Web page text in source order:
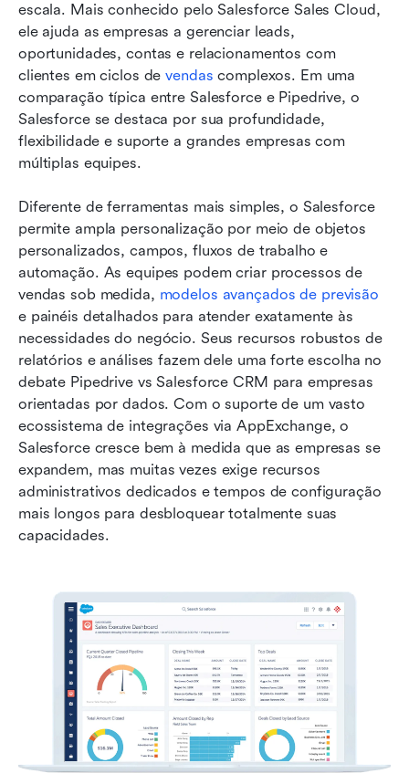
escala. Mais conhecido pelo Salesforce Sales Cloud,
ele ajuda as empresas a gerenciar leads,
oportunidades, contas e relacionamentos com
clientes em ciclos de vendas complexos. Em uma
comparação típica entre Salesforce e Pipedrive, o
Salesforce se destaca por sua profundidade,
flexibilidade e suporte a grandes empresas com
múltiplas equipes.
Diferente de ferramentas mais simples, o Salesforce
permite ampla personalização por meio de objetos
personalizados, campos, fluxos de trabalho e
automação. As equipes podem criar processos de
vendas sob medida, modelos avançados de previsão
e painéis detalhados para atender exatamente às
necessidades do negócio. Seus recursos robustos de
relatórios e análises fazem dele uma forte escolha no
debate Pipedrive vs Salesforce CRM para empresas
orientadas por dados. Com o suporte de um vasto
ecossistema de integrações via AppExchange, o
Salesforce cresce bem à medida que as empresas se
expandem, mas muitas vezes exige recursos
administrativos dedicados e tempos de configuração
mais longos para desbloquear totalmente suas
capacidades.